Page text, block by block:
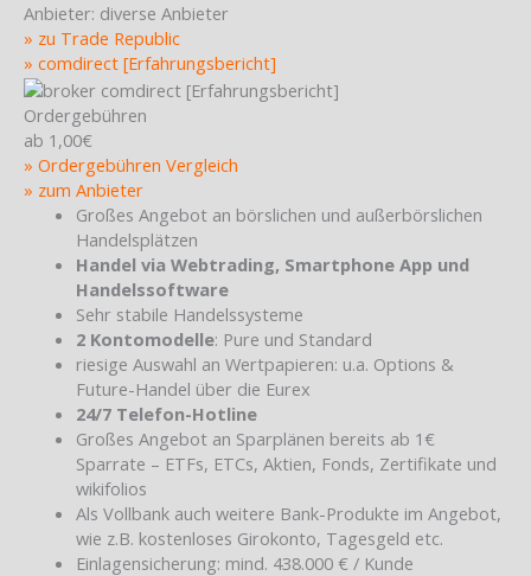
Anbieter: diverse Anbieter
» zu Trade Republic
» comdirect [Erfahrungsbericht]
Ordergebühren
ab 1,00€
» Ordergebühren Vergleich
» zum Anbieter
Großes Angebot an börslichen und außerbörslichen
Handelsplätzen
Handel via Webtrading, Smartphone App und
Handelssoftware
Sehr stabile Handelssysteme
2 Kontomodelle: Pure und Standard
riesige Auswahl an Wertpapieren: u.a. Options &
Future-Handel über die Eurex
24/7 Telefon-Hotline
Großes Angebot an Sparplänen bereits ab 1€
Sparrate – ETFs, ETCs, Aktien, Fonds, Zertifikate und
wikifolios
Als Vollbank auch weitere Bank-Produkte im Angebot,
wie z.B. kostenloses Girokonto, Tagesgeld etc.
Einlagensicherung: mind. 438.000 € / Kunde